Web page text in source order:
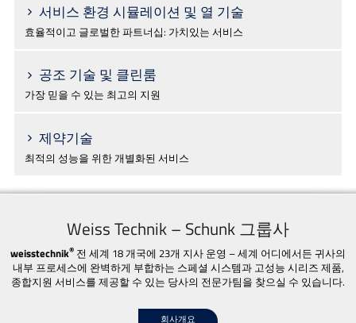
서비스 환경 시뮬레이션 및 열 기술
효율적이고 글로벌한 파트너십: 가치있는 서비스
공조 기술 및 클린룸
가장 믿을 수 있는 최고의 지원
제약기술
최적의 성능을 위한 개별화된 서비스
Weiss Technik – Schunk 그룹사
weisstechnik® 전 세계 18 개국에 23개 지사 운영 – 세계 어디에서든 귀사의
내부 프로세스에 완벽하게 부합하는 스페셜 시스템과 고성능 시리즈 제품,
종합지원 서비스를 제공할 수 있는 당사의 전문가팀을 찾으실 수 있습니다.
회사개요